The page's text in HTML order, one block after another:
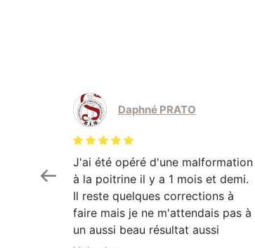
Daphné PRATO
J'ai été opéré d'une malformation
à la poitrine il y a 1 mois et demi.
Il reste quelques corrections à
faire mais je ne m'attendais pas à
un aussi beau résultat aussi